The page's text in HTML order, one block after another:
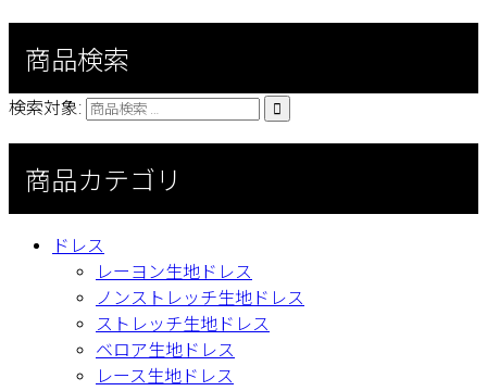
商品検索
検索対象: 
商品カテゴリ
ドレス
レーヨン生地ドレス
ノンストレッチ生地ドレス
ストレッチ生地ドレス
ベロア生地ドレス
レース生地ドレス